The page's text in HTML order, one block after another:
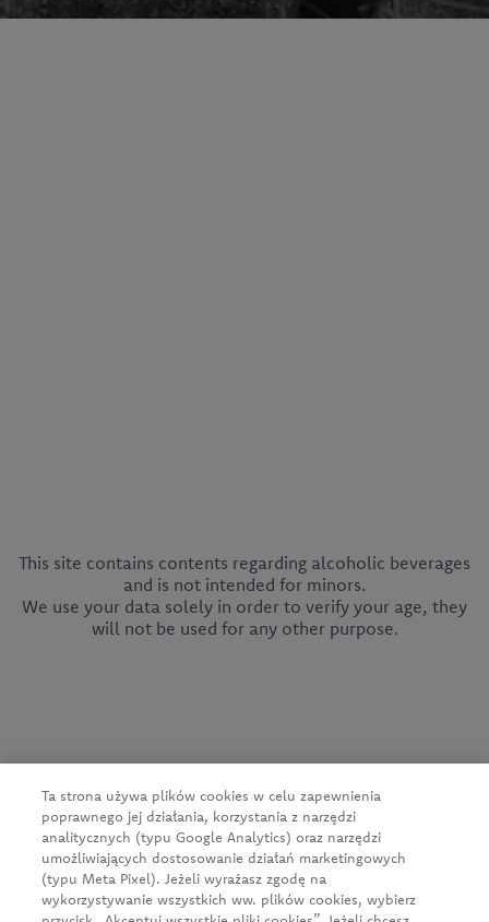
This site contains contents regarding alcoholic beverages
and is not intended for minors.
We use your data solely in order to verify your age, they
will not be used for any other purpose.
64-600 Oborniki
e-mail:firma@cedc.com
KRS: 0000051098
NIP: 526-020-93-95
Ta strona używa plików cookies w celu zapewnienia
poprawnego jej działania, korzystania z narzędzi
analitycznych (typu Google Analytics) oraz narzędzi
umożliwiających dostosowanie działań marketingowych
(typu Meta Pixel). Jeżeli wyrażasz zgodę na
wykorzystywanie wszystkich ww. plików cookies, wybierz